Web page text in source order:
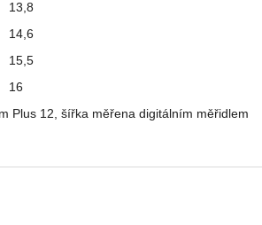
13,8
14,6
15,5
16
Plus 12, šířka měřena digitálním měřidlem